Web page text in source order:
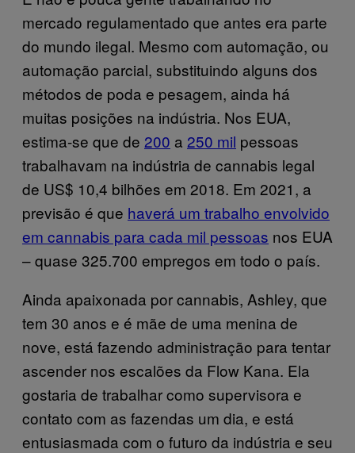
mercado regulamentado que antes era parte
do mundo ilegal. Mesmo com automação, ou
automação parcial, substituindo alguns dos
métodos de poda e pesagem, ainda há
muitas posições na indústria. Nos EUA,
estima-se que de 200 a 250 mil pessoas
trabalhavam na indústria de cannabis legal
de US$ 10,4 bilhões em 2018. Em 2021, a
previsão é que haverá um trabalho envolvido
em cannabis para cada mil pessoas nos EUA
– quase 325.700 empregos em todo o país.
Ainda apaixonada por cannabis, Ashley, que
tem 30 anos e é mãe de uma menina de
nove, está fazendo administração para tentar
ascender nos escalões da Flow Kana. Ela
gostaria de trabalhar como supervisora e
contato com as fazendas um dia, e está
entusiasmada com o futuro da indústria e seu